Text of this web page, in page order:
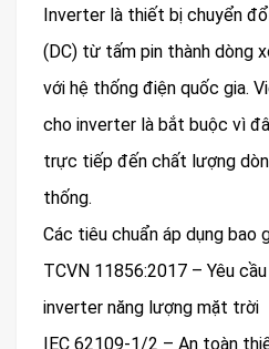
Inverter là thiết bị chuyển
(DC) từ tấm pin thành dòng
với hệ thống điện quốc gia.
cho inverter là bắt buộc vì
trực tiếp đến chất lượng
thống.
Các tiêu chuẩn áp dụng bao
TCVN 11856:2017 – Yêu
inverter năng lượng mặt trời
IEC 62109-1/2 – An toàn